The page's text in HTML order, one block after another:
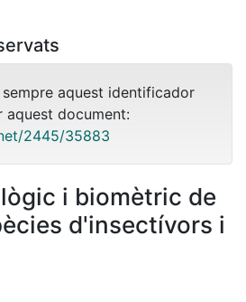
aquest identificador
aquest document:
2445/35883
i biomètric de
d'insectívors i